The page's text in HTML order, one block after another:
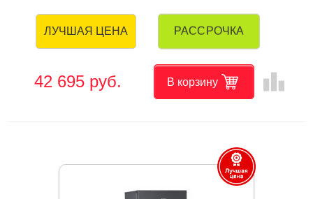
ЛУЧШАЯ ЦЕНА РАССРОЧКА
42 695 руб. В корзину leaderboard